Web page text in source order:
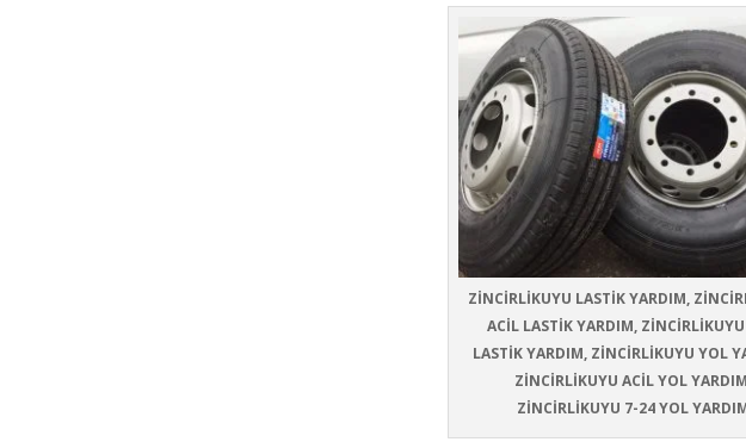
ZİNCİRLİKUYU LASTİK YARDIM,
ACİL LASTİK YARDIM,
LASTİK YARDIM, ZİNCİRLİKUYU YOL
ZİNCİRLİKUYU ACİL YOL
ZİNCİRLİKUYU 7-24 YOL